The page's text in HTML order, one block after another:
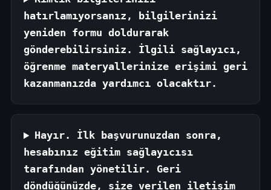
hatırlamıyorsanız, bilgilerinizi
yeniden formu doldurarak
gönderebilirsiniz. İlgili sağlayıcı,
öğrenme materyallerinize erişimi geri
kazanmanızda yardımcı olacaktır.
Hayır. İlk başvurunuzdan sonra,
hesabınız eğitim sağlayıcısı
tarafından yönetilir. Geri
döndüğünüzde, size verilen iletişim